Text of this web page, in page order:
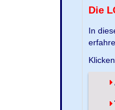
Die
In